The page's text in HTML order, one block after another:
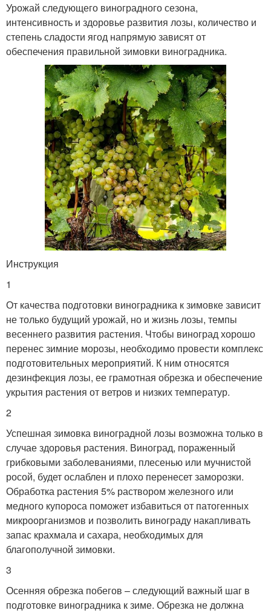
Урожай следующего виноградного сезона,
интенсивность и здоровье развития лозы, количество и
степень сладости ягод напрямую зависят от
обеспечения правильной зимовки виноградника.
Инструкция
1
От качества подготовки виноградника к зимовке зависит
не только будущий урожай, но и жизнь лозы, темпы
весеннего развития растения. Чтобы виноград хорошо
перенес зимние морозы, необходимо провести комплекс
подготовительных мероприятий. К ним относятся
дезинфекция лозы, ее грамотная обрезка и обеспечение
укрытия растения от ветров и низких температур.
2
Успешная зимовка виноградной лозы возможна только в
случае здоровья растения. Виноград, пораженный
грибковыми заболеваниями, плесенью или мучнистой
росой, будет ослаблен и плохо перенесет заморозки.
Обработка растения 5% раствором железного или
медного купороса поможет избавиться от патогенных
микроорганизмов и позволить винограду накапливать
запас крахмала и сахара, необходимых для
благополучной зимовки.
3
Осенняя обрезка побегов – следующий важный шаг в
подготовке виноградника к зиме. Обрезка не должна